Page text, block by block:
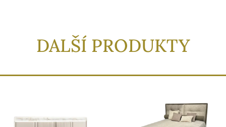
DALŠÍ PRODUKTY